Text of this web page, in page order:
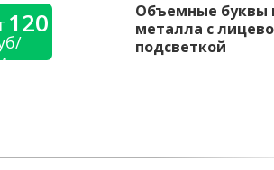
Объемные буквы
металла с
подсветкой
120